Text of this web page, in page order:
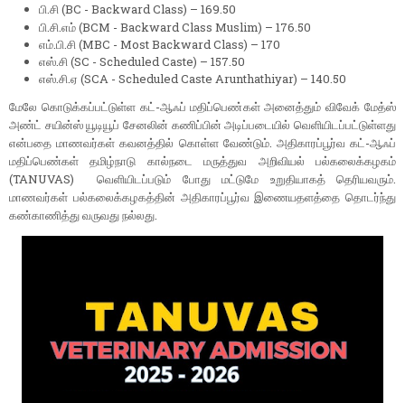
பி.சி (BC - Backward Class) – 169.50
பி.சி.எம் (BCM - Backward Class Muslim) – 176.50
எம்.பி.சி (MBC - Most Backward Class) – 170
எஸ்.சி (SC - Scheduled Caste) – 157.50
எஸ்.சி.ஏ (SCA - Scheduled Caste Arunthathiyar) – 140.50
மேலே கொடுக்கப்பட்டுள்ள கட்-ஆஃப் மதிப்பெண்கள் அனைத்தும் விவேக் மேத்ஸ்
அண்ட் சயின்ஸ் யூடியூப் சேனலின் கணிப்பின் அடிப்படையில் வெளியிடப்பட்டுள்ளது
என்பதை மாணவர்கள் கவனத்தில் கொள்ள வேண்டும். அதிகாரப்பூர்வ கட்-ஆஃப்
மதிப்பெண்கள் தமிழ்நாடு கால்நடை மருத்துவ அறிவியல் பல்கலைக்கழகம்
(TANUVAS) வெளியிடப்படும் போது மட்டுமே உறுதியாகத் தெரியவரும்.
மாணவர்கள் பல்கலைக்கழகத்தின் அதிகாரப்பூர்வ இணையதளத்தை தொடர்ந்து
கண்காணித்து வருவது நல்லது.